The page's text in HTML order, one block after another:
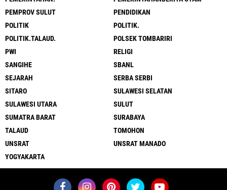
PEMPROV SULUT
PENDIDIKAN
POLITIK
POLITIK.
POLITIK.TALAUD.
POLSEK TOMBARIRI
PWI
RELIGI
SANGIHE
SBANL
SEJARAH
SERBA SERBI
SITARO
SULAWESI SELATAN
SULAWESI UTARA
SULUT
SUMATRA BARAT
SURABAYA
TALAUD
TOMOHON
UNSRAT
UNSRAT MANADO
YOGYAKARTA